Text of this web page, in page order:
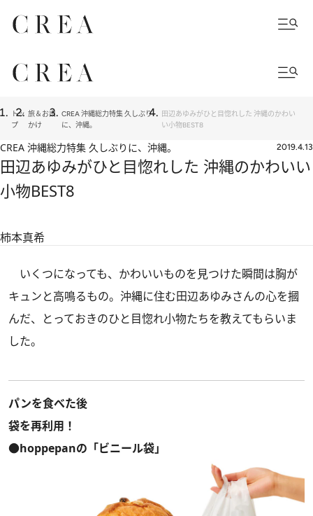
トッ
プ
旅＆お出
かけ
CREA 沖縄総力特集 久しぶり
に、沖縄。
田辺あゆみがひと目惚れした 沖縄のかわい
い小物BEST8
CREA 沖縄総力特集 久しぶりに、沖縄。 2019.4.13
田辺あゆみがひと目惚れした 沖縄のかわいい
小物BEST8
柿本真希
いくつになっても、かわいいものを見つけた瞬間は胸が
キュンと高鳴るもの。沖縄に住む田辺あゆみさんの心を摑
んだ、とっておきのひと目惚れ小物たちを教えてもらいま
した。
パンを食べた後
袋を再利用！
●hoppepanの「ビニール袋」